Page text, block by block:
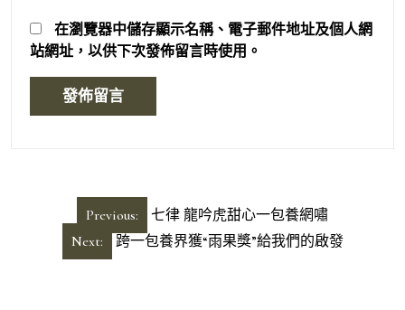
在瀏覽器中儲存顯示名稱、電子郵件地址及個人網
站網址，以供下次發佈留言時使用。
Previous:
七律 龍吟虎甜心一包養網嘯
Next:
跨一包養界獲“雨果獎”給我們的啟發